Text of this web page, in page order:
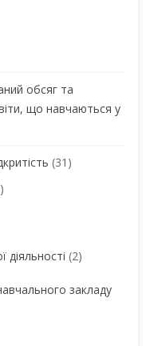
обсяг та
що навчаються у
(31)
діяльності (2)
закладу